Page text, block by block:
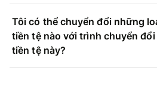
Tôi có thể chuyển đổi những
tiền tệ nào với trình chuyển đổi
tiền tệ này?